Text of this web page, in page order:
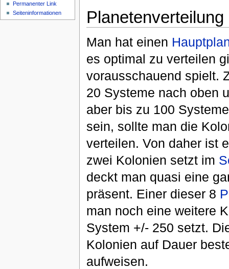
Planetenverteilung
Man hat einen
es optimal zu verteilen
vorausschauend spielt.
20 Systeme nach oben
aber bis zu 100
sein, sollte man die
verteilen. Von daher ist
zwei Kolonien setzt im
deckt man quasi eine
präsent. Einer dieser 8
man noch eine weitere
System +/- 250 setzt.
Kolonien auf Dauer
aufweisen.
Permanenter Link
Seiteninformationen